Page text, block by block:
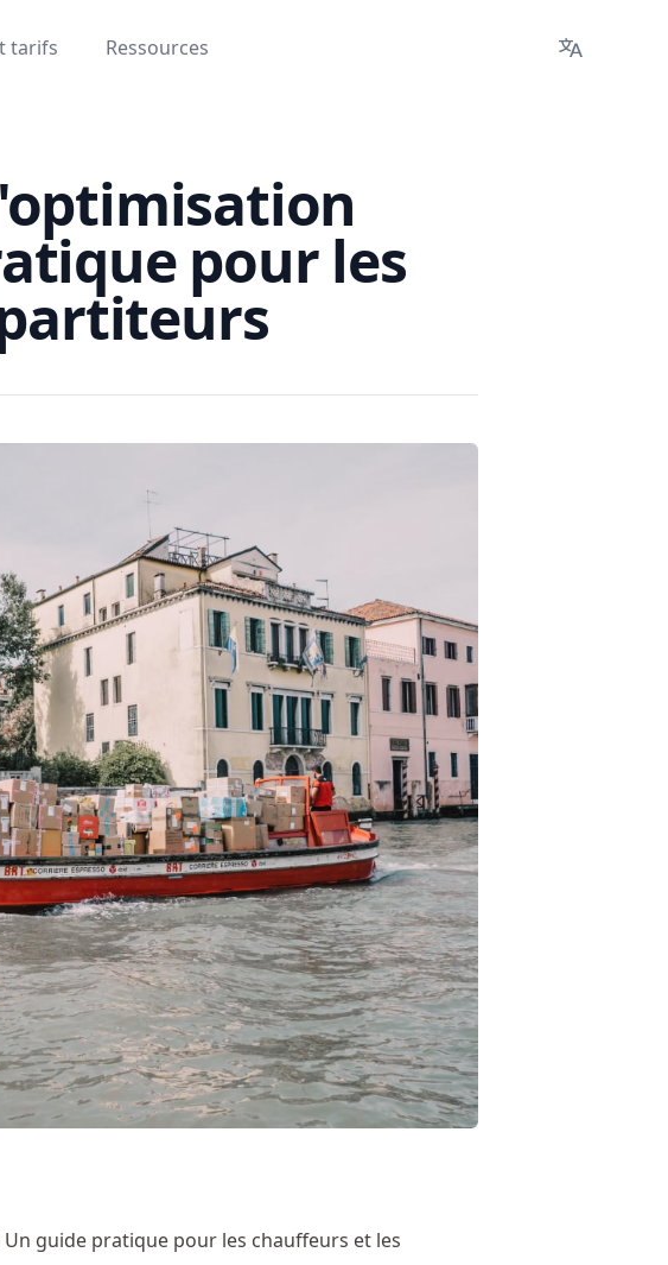
tarifs Ressources Languages
pour les
guide pratique pour les chauffeurs et les